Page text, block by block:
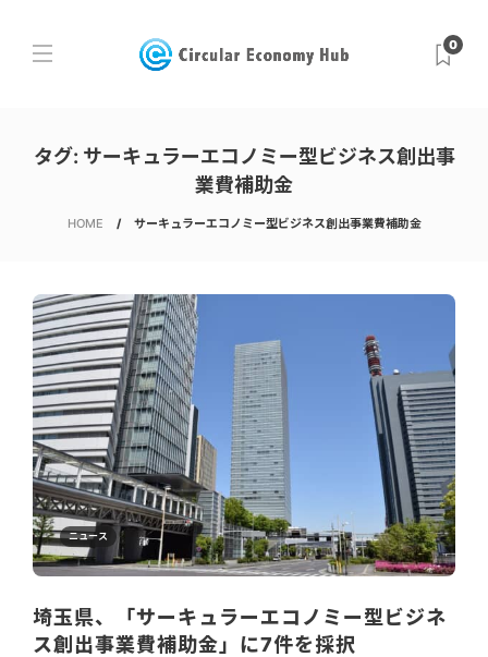
0
タグ: サーキュラーエコノミー型ビジネス創出事
業費補助金
HOME サーキュラーエコノミー型ビジネス創出事業費補助金
ニュース
埼玉県、「サーキュラーエコノミー型ビジネ
ス創出事業費補助金」に7件を採択